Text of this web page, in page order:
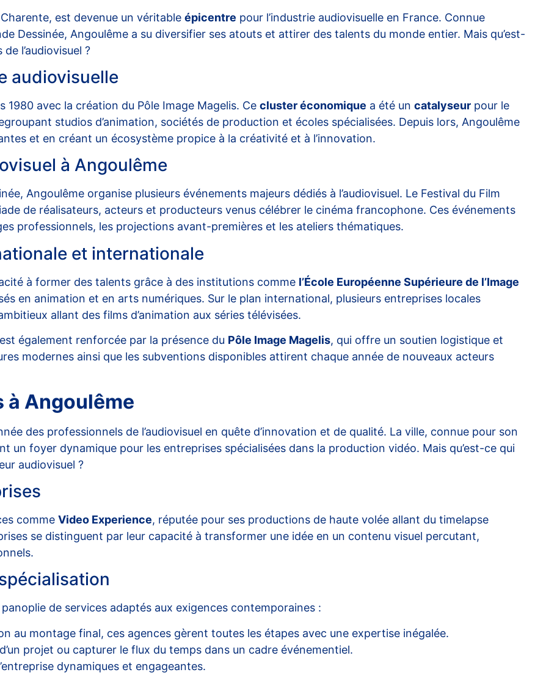
est devenue un véritable épicentre pour l’industrie audiovisuelle en France. Connue
Dessinée, Angoulême a su diversifier ses atouts et attirer des talents du monde entier. Mais qu’est-
l’audiovisuel ?
audiovisuelle
1980 avec la création du Pôle Image Magelis. Ce cluster économique a été un catalyseur pour le
studios d’animation, sociétés de production et écoles spécialisées. Depuis lors, Angoulême
et en créant un écosystème propice à la créativité et à l’innovation.
à Angoulême
Angoulême organise plusieurs événements majeurs dédiés à l’audiovisuel. Le Festival du Film
de réalisateurs, acteurs et producteurs venus célébrer le cinéma francophone. Ces événements
professionnels, les projections avant-premières et les ateliers thématiques.
et internationale
à former des talents grâce à des institutions comme l’École Européenne Supérieure de l’Image
en animation et en arts numériques. Sur le plan international, plusieurs entreprises locales
allant des films d’animation aux séries télévisées.
également renforcée par la présence du Pôle Image Magelis, qui offre un soutien logistique et
modernes ainsi que les subventions disponibles attirent chaque année de nouveaux acteurs
à Angoulême
des professionnels de l’audiovisuel en quête d’innovation et de qualité. La ville, connue pour son
un foyer dynamique pour les entreprises spécialisées dans la production vidéo. Mais qu’est-ce qui
audiovisuel ?
comme Video Experience, réputée pour ses productions de haute volée allant du timelapse
se distinguent par leur capacité à transformer une idée en un contenu visuel percutant,
de services adaptés aux exigences contemporaines :
au montage final, ces agences gèrent toutes les étapes avec une expertise inégalée.
projet ou capturer le flux du temps dans un cadre événementiel.
dynamiques et engageantes.